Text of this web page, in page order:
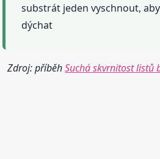
substrát jeden vyschnout,
dýchat
Zdroj: příběhSuchá skvrnitost listů